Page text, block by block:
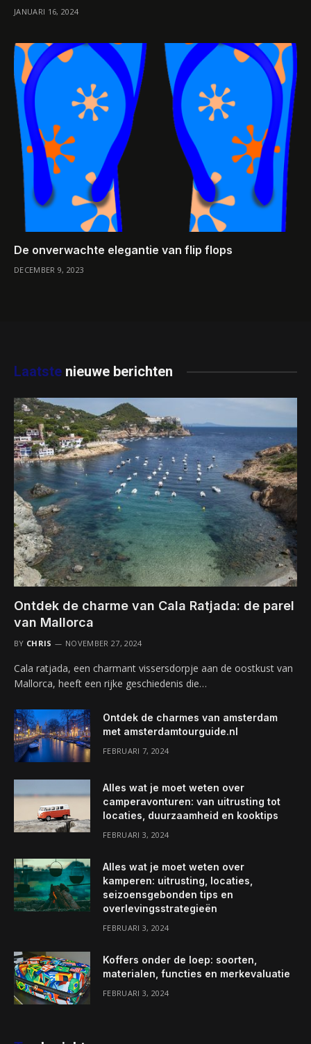
JANUARI 16, 2024
De onverwachte elegantie van flip flops
DECEMBER 9, 2023
Laatste nieuwe berichten
Ontdek de charme van Cala Ratjada: de parel
van Mallorca
BY CHRIS NOVEMBER 27, 2024
Cala ratjada, een charmant vissersdorpje aan de oostkust van
Mallorca, heeft een rijke geschiedenis die…
Ontdek de charmes van amsterdam
met amsterdamtourguide.nl
FEBRUARI 7, 2024
Alles wat je moet weten over
camperavonturen: van uitrusting tot
locaties, duurzaamheid en kooktips
FEBRUARI 3, 2024
Alles wat je moet weten over
kamperen: uitrusting, locaties,
seizoensgebonden tips en
overlevingsstrategieën
FEBRUARI 3, 2024
Koffers onder de loep: soorten,
materialen, functies en merkevaluatie
FEBRUARI 3, 2024